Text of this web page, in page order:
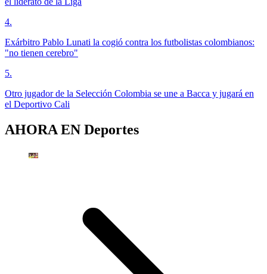
4.
Exárbitro Pablo Lunati la cogió contra los futbolistas colombianos:
"no tienen cerebro"
5.
Otro jugador de la Selección Colombia se une a Bacca y jugará en
el Deportivo Cali
AHORA EN Deportes